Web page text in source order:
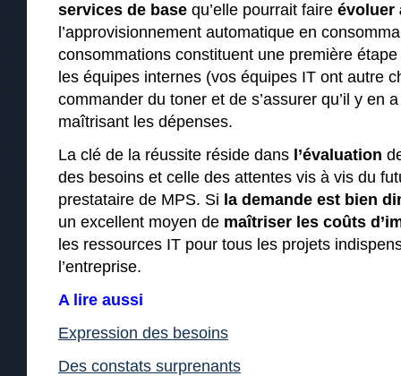
services de base qu’elle pourrait faire évoluer
l’approvisionnement automatique en
consommations constituent une première
les équipes internes (vos équipes IT ont autre
commander du toner et de s’assurer qu’il y en
maîtrisant les dépenses.
La clé de la réussite réside dans l’évaluation
des besoins et celle des attentes vis à vis du
prestataire de MPS. Si la demande est bien
un excellent moyen de maîtriser les coûts
les ressources IT pour tous les projets
l’entreprise.
A lire aussi
Expression des besoins
Des constats surprenants